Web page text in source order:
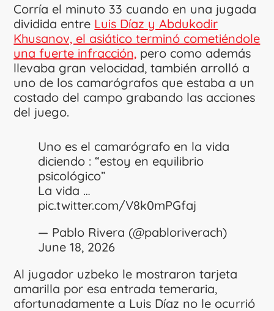
Corría el minuto 33 cuando en una jugada
dividida entre Luis Díaz y Abdukodir
Khusanov, el asiático terminó cometiéndole
una fuerte infracción, pero como además
llevaba gran velocidad, también arrolló a
uno de los camarógrafos que estaba a un
costado del campo grabando las acciones
del juego.
Uno es el camarógrafo en la vida
diciendo : “estoy en equilibrio
psicológico”
La vida …
pic.twitter.com/V8k0mPGfaj
— Pablo Rivera (@pabloriverach)
June 18, 2026
Al jugador uzbeko le mostraron tarjeta
amarilla por esa entrada temeraria,
afortunadamente a Luis Díaz no le ocurrió